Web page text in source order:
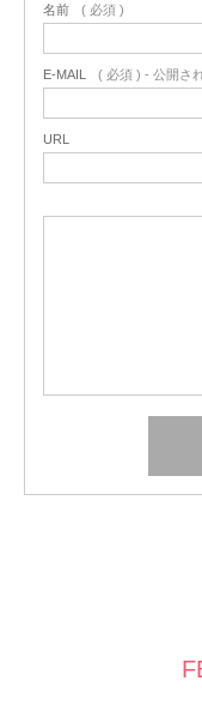
名前 ( 必須 )
E-MAIL ( 必須 ) - 公開さ
URL